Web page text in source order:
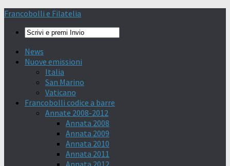
Francobolli e Filatelia
News
Nuove emissioni
Italia
San Marino
Vaticano
Francobolli codice a barre
Annate 2008-2012
Annata 2008
Annata 2009
Annata 2010
Annata 2011
Annata 2012